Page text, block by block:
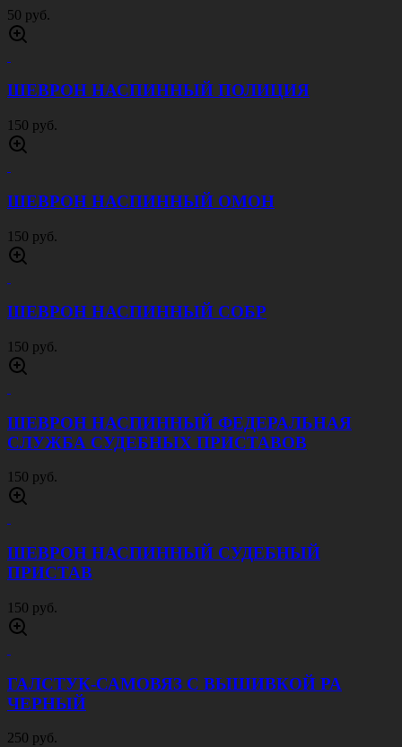
50 руб.
ШЕВРОН НАСПИННЫЙ ПОЛИЦИЯ
150 руб.
ШЕВРОН НАСПИННЫЙ ОМОН
150 руб.
ШЕВРОН НАСПИННЫЙ СОБР
150 руб.
ШЕВРОН НАСПИННЫЙ ФЕДЕРАЛЬНАЯ
СЛУЖБА СУДЕБНЫХ ПРИСТАВОВ
150 руб.
ШЕВРОН НАСПИННЫЙ СУДЕБНЫЙ
ПРИСТАВ
150 руб.
ГАЛСТУК-САМОВЯЗ С ВЫШИВКОЙ РА
ЧЕРНЫЙ
250 руб.